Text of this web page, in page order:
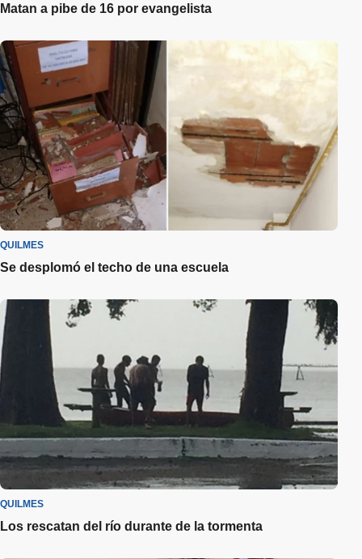
Matan a pibe de 16 por evangelista
QUILMES
Se desplomó el techo de una escuela
QUILMES
Los rescatan del río durante de la tormenta